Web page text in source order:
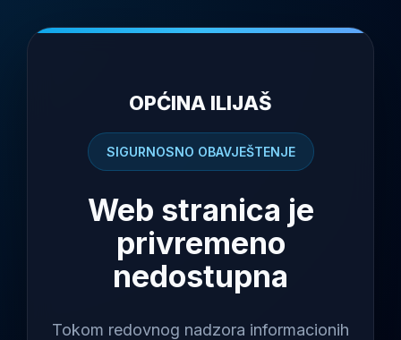
OPĆINA ILIJAŠ
SIGURNOSNO OBAVJEŠTENJE
Web stranica je
privremeno
nedostupna
Tokom redovnog nadzora informacionih